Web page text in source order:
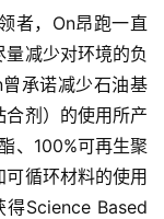
者，On昂跑一直
减少对环境的负
承诺减少石油基
剂）的使用所产
、100%可再生聚
循环材料的使用
Science Based